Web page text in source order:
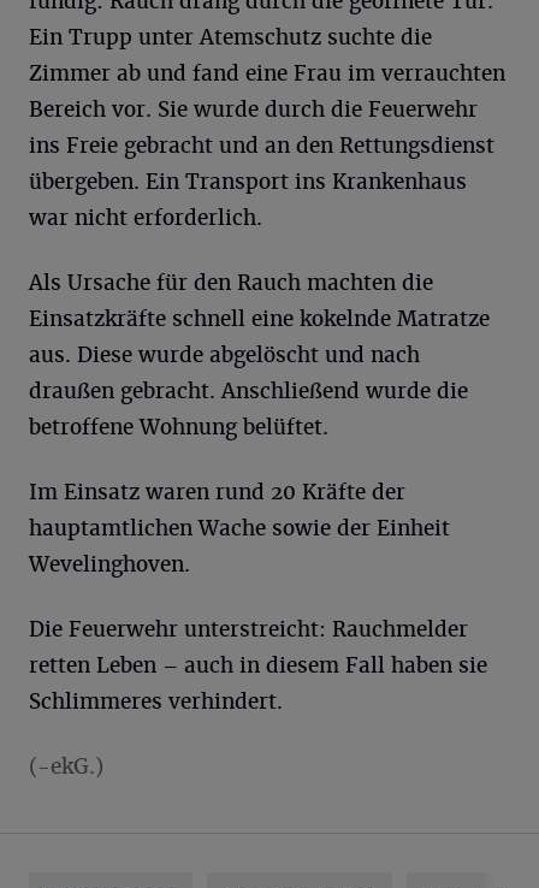
Ein Trupp unter Atemschutz suchte die
Zimmer ab und fand eine Frau im verrauchten
Bereich vor. Sie wurde durch die Feuerwehr
ins Freie gebracht und an den Rettungsdienst
übergeben. Ein Transport ins Krankenhaus
war nicht erforderlich.
Als Ursache für den Rauch machten die
Einsatzkräfte schnell eine kokelnde Matratze
aus. Diese wurde abgelöscht und nach
draußen gebracht. Anschließend wurde die
betroffene Wohnung belüftet.
Im Einsatz waren rund 20 Kräfte der
hauptamtlichen Wache sowie der Einheit
Wevelinghoven.
Die Feuerwehr unterstreicht: Rauchmelder
retten Leben – auch in diesem Fall haben sie
Schlimmeres verhindert.
(-ekG.)